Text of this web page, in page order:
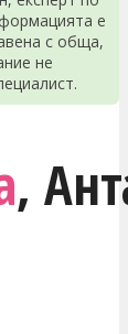
е
с обща,
не
,